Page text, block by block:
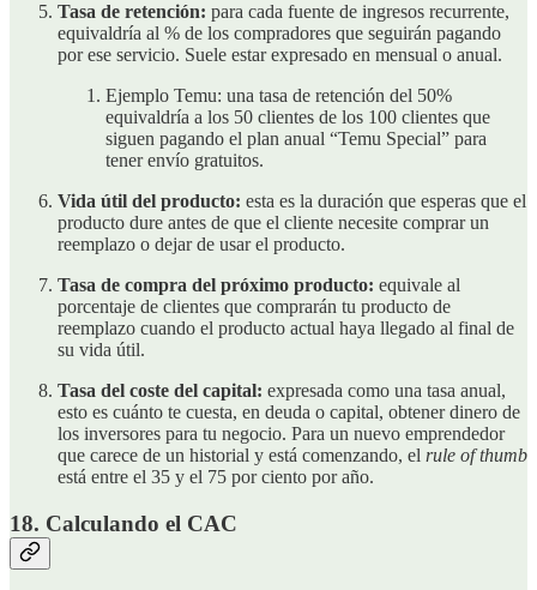
Tasa de retención: para cada fuente de ingresos recurrente,
equivaldría al % de los compradores que seguirán pagando
por ese servicio. Suele estar expresado en mensual o anual.
Ejemplo Temu: una tasa de retención del 50%
equivaldría a los 50 clientes de los 100 clientes que
siguen pagando el plan anual “Temu Special” para
tener envío gratuitos.
Vida útil del producto: esta es la duración que esperas que el
producto dure antes de que el cliente necesite comprar un
reemplazo o dejar de usar el producto.
Tasa de compra del próximo producto: equivale al
porcentaje de clientes que comprarán tu producto de
reemplazo cuando el producto actual haya llegado al final de
su vida útil.
Tasa del coste del capital: expresada como una tasa anual,
esto es cuánto te cuesta, en deuda o capital, obtener dinero de
los inversores para tu negocio. Para un nuevo emprendedor
que carece de un historial y está comenzando, el rule of thumb
está entre el 35 y el 75 por ciento por año.
18. Calculando el CAC